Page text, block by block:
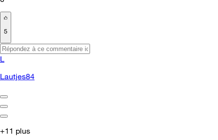
5
L
Lautjes84
+11 plus